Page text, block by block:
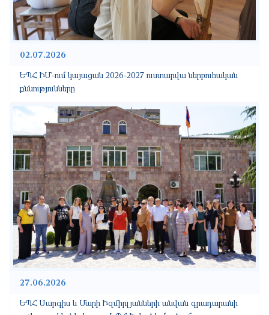
02.07.2026
ԵՊՀ ԻՄ-ում կայացան 2026-2027 ուստարվա ներբուհական
քննությունները
27.06.2026
ԵՊՀ Սարգիս և Մարի Իզմիրլյանների անվան գրադարանի